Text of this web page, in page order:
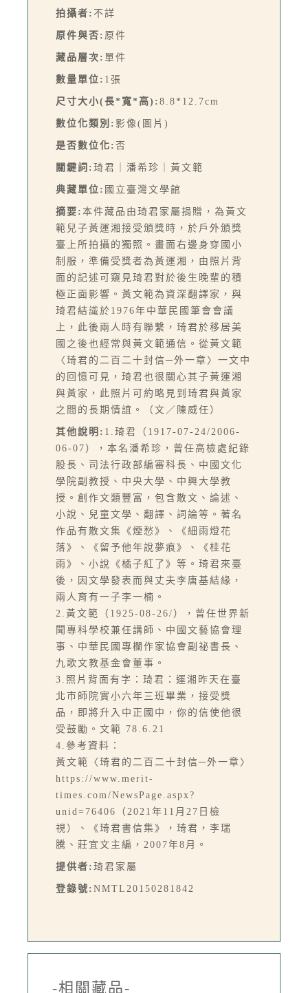
拍攝者: 不詳
原件與否: 原件
藏品層次: 單件
數量單位: 1張
尺寸大小(長*寬*高): 8.8*12.7cm
數位化類別: 影像(圖片)
是否數位化: 否
關鍵詞: 琦君｜潘希珍｜黃文範
典藏單位: 國立臺灣文學館
摘要: 本件藏品由琦君家屬捐贈，為黃文
範兒子黃運湘接受頒獎時，於戶外頒獎
臺上所拍攝的獨照。畫面右邊身穿國小
制服，準備受獎者為黃運湘，由照片背
面的記述可窺見琦君對於後生晚輩的積
極正面影響。黃文範為資深翻譯家，與
琦君結識於1976年中華民國筆會會議
上，此後兩人時有聯繫，琦君於移居美
國之後也經常與黃文範通信。從黃文範
〈琦君的二百二十封信─外一章〉一文中
的回憶可見，琦君也很關心其子黃運湘
與黃家，此照片可約略見到琦君與黃家
之間的長期情誼。（文／陳威任）
其他說明: 1.琦君（1917-07-24/2006-
06-07），本名潘希珍，曾任高檢處紀錄
股長、司法行政部編審科長、中國文化
學院副教授、中央大學、中興大學教
授。創作文類豐富，包含散文、論述、
小說、兒童文學、翻譯、詞論等。著名
作品有散文集《煙愁》、《細雨燈花
落》、《留予他年說夢痕》、《桂花
雨》、小說《橘子紅了》等。琦君來臺
後，因文學發表而與丈夫李唐基結緣，
兩人育有一子李一楠。
2.黃文範（1925-08-26/），曾任世界新
聞專科學校兼任講師、中國文藝協會理
事、中華民國專欄作家協會副祕書長、
九歌文教基金會董事。
3.照片背面有字：琦君：運湘昨天在臺
北市師院實小六年三班畢業，接受獎
品，即將升入中正國中，你的信使他很
受鼓勵。文範 78.6.21
4.參考資料：
黃文範〈琦君的二百二十封信─外一章〉
https://www.merit-
times.com/NewsPage.aspx?
unid=76406（2021年11月27日檢
視）、《琦君書信集》，琦君，李瑞
騰、莊宜文主編，2007年8月。
提供者: 琦君家屬
登錄號: NMTL20150281842
-相關藏品-